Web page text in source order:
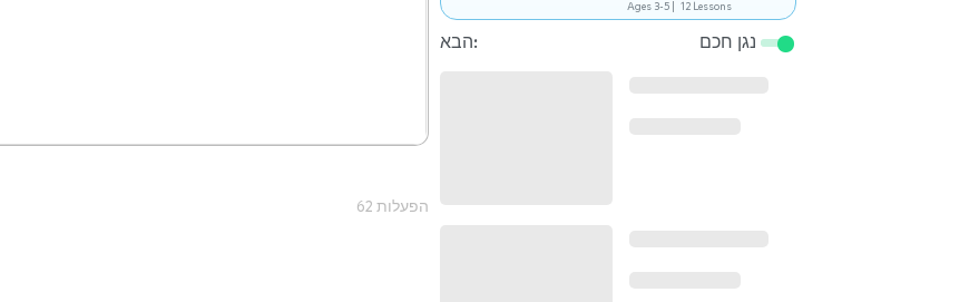
62 הפעלות
Ages 3-5 | 12 Lessons
הבא: